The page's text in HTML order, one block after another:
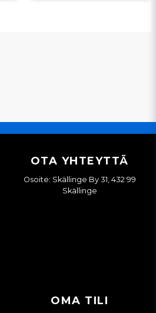
OTA YHTEYTTÄ
Osoite: Skällinge By 31, 432 99
Skällinge
OMA TILI